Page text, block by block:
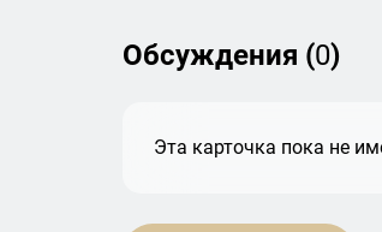
Обсуждения (0)
Эта карточка пока не